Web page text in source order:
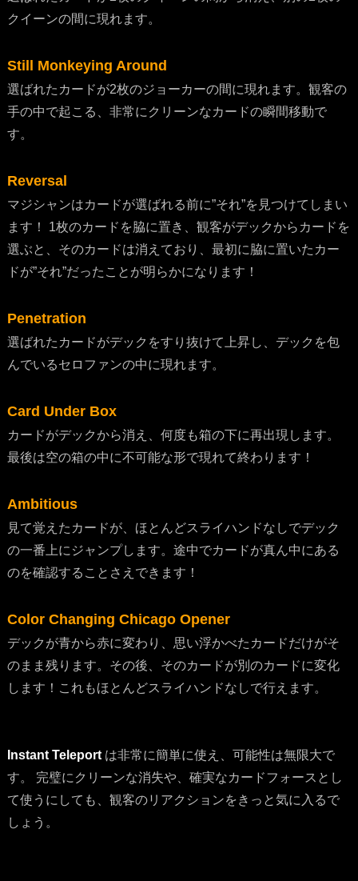
クイーンの間に現れます。
Still Monkeying Around
選ばれたカードが2枚のジョーカーの間に現れます。観客の
手の中で起こる、非常にクリーンなカードの瞬間移動で
す。
Reversal
マジシャンはカードが選ばれる前に”それ”を見つけてしまい
ます！ 1枚のカードを脇に置き、観客がデックからカードを
選ぶと、そのカードは消えており、最初に脇に置いたカー
ドが”それ”だったことが明らかになります！
Penetration
選ばれたカードがデックをすり抜けて上昇し、デックを包
んでいるセロファンの中に現れます。
Card Under Box
カードがデックから消え、何度も箱の下に再出現します。
最後は空の箱の中に不可能な形で現れて終わります！
Ambitious
見て覚えたカードが、ほとんどスライハンドなしでデック
の一番上にジャンプします。途中でカードが真ん中にある
のを確認することさえできます！
Color Changing Chicago Opener
デックが青から赤に変わり、思い浮かべたカードだけがそ
のまま残ります。その後、そのカードが別のカードに変化
します！これもほとんどスライハンドなしで行えます。
Instant Teleport は非常に簡単に使え、可能性は無限大で
す。 完璧にクリーンな消失や、確実なカードフォースとし
て使うにしても、観客のリアクションをきっと気に入るで
しょう。